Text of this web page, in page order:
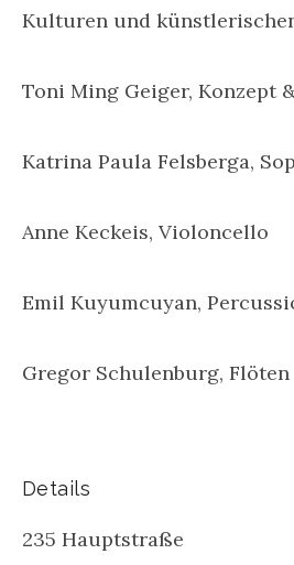
Kulturen und
Toni Ming Geiger, Konzept
Katrina Paula Felsberga,
Anne Keckeis, Violoncello
Emil Kuyumcuyan,
Gregor Schulenburg, Flöten
Details
235 Hauptstraße